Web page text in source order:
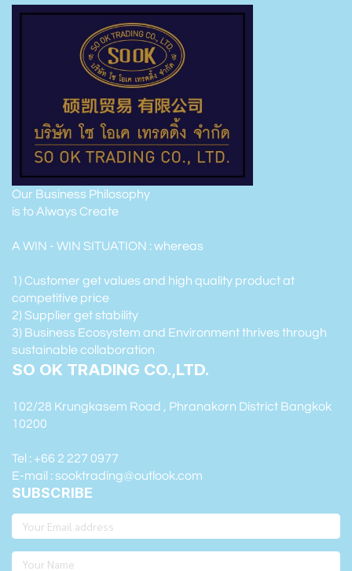
Our Business Philosophy
is to Always Create
A WIN - WIN SITUATION : whereas
1) Customer get values and high quality product at
competitive price
2) Supplier get stability
3) Business Ecosystem and Environment thrives through
sustainable collaboration
SO OK TRADING CO.,LTD.
102/28 Krungkasem Road , Phranakorn District Bangkok
10200
Tel : +66 2 227 0977
E-mail : sooktrading@outlook.com
SUBSCRIBE